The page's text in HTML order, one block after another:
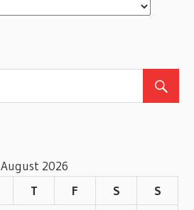
August 2026
T F S S